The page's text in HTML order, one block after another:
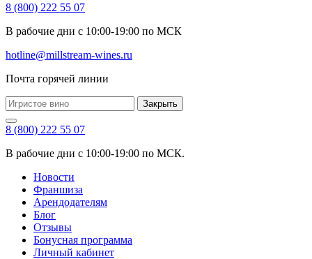
8 (800) 222 55 07
В рабочие дни с 10:00-19:00 по МСК
hotline@millstream-wines.ru
Почта горячей линии
Закрыть
8 (800) 222 55 07
В рабочие дни с 10:00-19:00 по МСК.
Новости
Франшиза
Арендодателям
Блог
Отзывы
Бонусная программа
Личный кабинет